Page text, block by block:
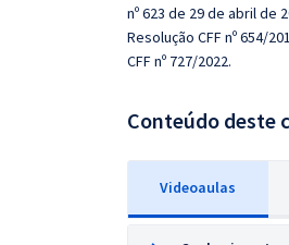
nº 623 de 29 de abril de
Resolução CFF nº 654/
CFF nº 727/2022.
Conteúdo deste
Videoaulas